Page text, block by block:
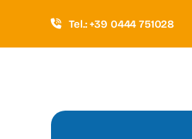
Tel.: +39 0444 751028